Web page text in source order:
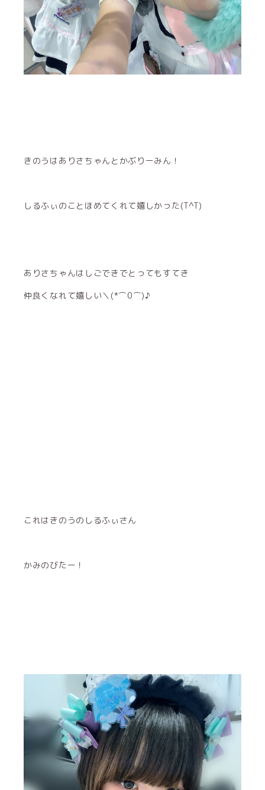
きのうはありさちゃんとかぶりーみん！
しるふぃのことほめてくれて嬉しかった(T^T)
ありさちゃんはしごできでとってもすてき
仲良くなれて嬉しい＼(*⌒0⌒)♪
これはきのうのしるふぃさん
かみのびたー！